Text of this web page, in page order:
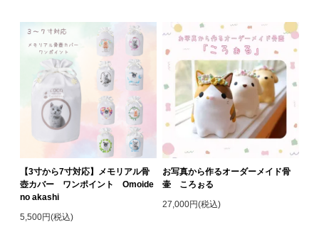
【3寸から7寸対応】メモリアル骨
壺カバー ワンポイント Omoide
no akashi
5,500円(税込)
お写真から作るオーダーメイド骨
壷 ころぉる
27,000円(税込)